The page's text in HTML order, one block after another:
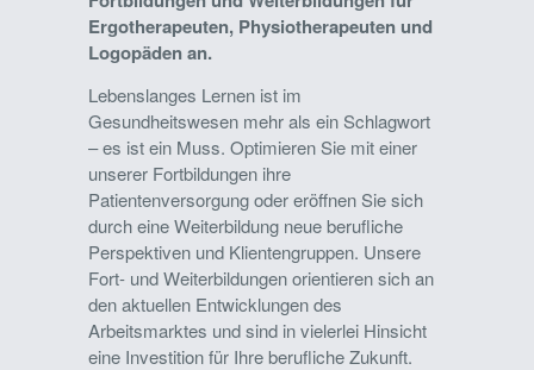
Ergotherapeuten, Physiotherapeuten und
Logopäden an.
Lebenslanges Lernen ist im
Gesundheitswesen mehr als ein Schlagwort
– es ist ein Muss. Optimieren Sie mit einer
unserer Fortbildungen ihre
Patientenversorgung oder eröffnen Sie sich
durch eine Weiterbildung neue berufliche
Perspektiven und Klientengruppen. Unsere
Fort- und Weiterbildungen orientieren sich an
den aktuellen Entwicklungen des
Arbeitsmarktes und sind in vielerlei Hinsicht
eine Investition für Ihre berufliche Zukunft.